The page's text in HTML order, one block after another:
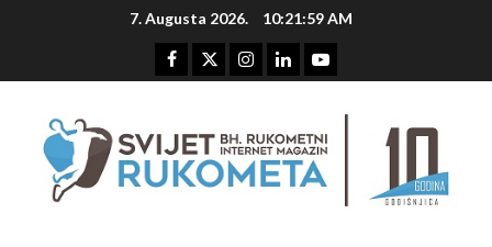
7. Augusta 2026. 10:22:00 AM